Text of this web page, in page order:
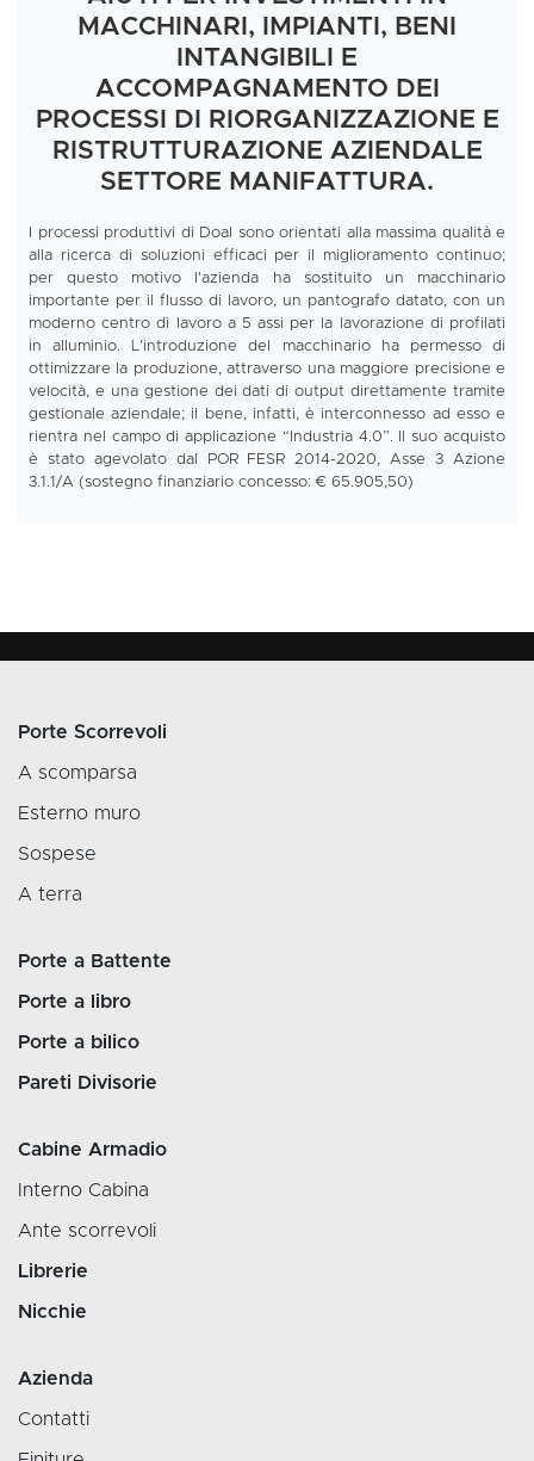
MACCHINARI, IMPIANTI, BENI
INTANGIBILI E
ACCOMPAGNAMENTO DEI
PROCESSI DI RIORGANIZZAZIONE E
RISTRUTTURAZIONE AZIENDALE
SETTORE MANIFATTURA.
I processi produttivi di Doal sono orientati alla massima qualità e
alla ricerca di soluzioni efficaci per il miglioramento continuo;
per questo motivo l'azienda ha sostituito un macchinario
importante per il flusso di lavoro, un pantografo datato, con un
moderno centro di lavoro a 5 assi per la lavorazione di profilati
in alluminio. L’introduzione del macchinario ha permesso di
ottimizzare la produzione, attraverso una maggiore precisione e
velocità, e una gestione dei dati di output direttamente tramite
gestionale aziendale; il bene, infatti, è interconnesso ad esso e
rientra nel campo di applicazione “Industria 4.0”. Il suo acquisto
è stato agevolato dal POR FESR 2014-2020, Asse 3 Azione
3.1.1/A (sostegno finanziario concesso: € 65.905,50)
Porte Scorrevoli
A scomparsa
Esterno muro
Sospese
A terra
Porte a Battente
Porte a libro
Porte a bilico
Pareti Divisorie
Cabine Armadio
Interno Cabina
Ante scorrevoli
Librerie
Nicchie
Azienda
Contatti